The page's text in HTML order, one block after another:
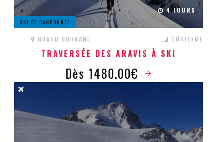
4 JOURS
SKI DE RANDONNÉE
GRAND BORNAND CONFIRMÉ
TRAVERSÉE DES ARAVIS À SKI
Dès 1480.00€